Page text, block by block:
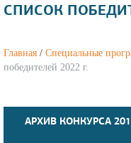
СПИСОК
Главная / Специальные
победителей 2022 г.
АРХИВ КОНКУРСА